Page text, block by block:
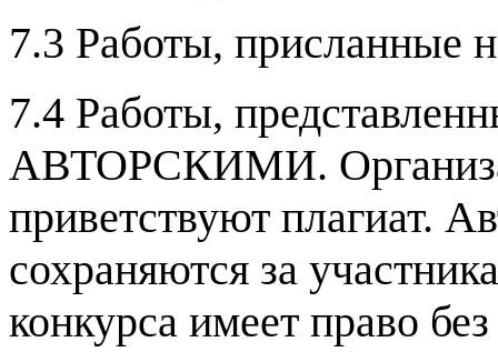
7.3 Работы, присланные
7.4 Работы,
АВТОРСКИМИ.
приветствуют плагиат.
сохраняются за
конкурса имеет право